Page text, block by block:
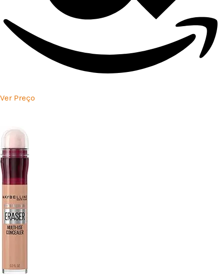
Ver Preço